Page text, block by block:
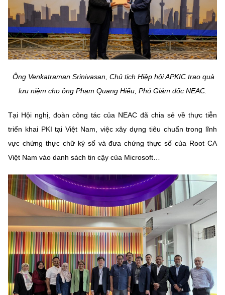
Ông Venkatraman Srinivasan, Chủ tịch Hiệp hội APKIC trao quà
lưu niệm cho ông Phạm Quang Hiếu, Phó Giám đốc NEAC.
Tại Hội nghị, đoàn công tác của NEAC đã chia sẻ về thực tiễn
triển khai PKI tại Việt Nam, việc xây dựng tiêu chuẩn trong lĩnh
vực chứng thực chữ ký số và đưa chứng thực số của Root CA
Việt Nam vào danh sách tin cậy của Microsoft…